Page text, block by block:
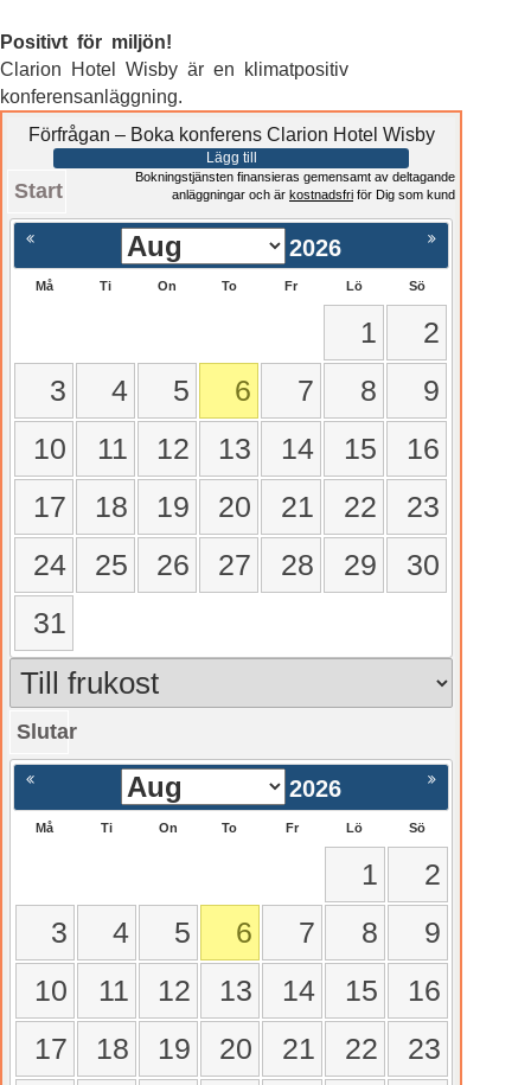
Positivt för miljön!
Clarion Hotel Wisby är en klimatpositiv
konferensanläggning.
Förfrågan – Boka konferens Clarion Hotel Wisby
Lägg till
Start
Bokningstjänsten finansieras gemensamt av deltagande
anläggningar och är kostnadsfri för Dig som kund
2026
Må Ti On To Fr Lö Sö
1
2
3
4 5 6 7 8
9
10
11 12 13 14 15
16
17
18 19 20 21 22
23
24
25 26 27 28 29
30
31
Slutar
Nästa >
2026
Må Ti On To Fr Lö Sö
1
2
3
4 5 6 7 8
9
10
11 12 13 14 15
16
17
18 19 20 21 22
23